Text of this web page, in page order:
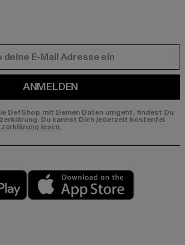
ANMELDEN
DefShop mit Deinen Daten umgeht, findest Du
Du kannst Dich jederzeit kostenfei
lesen.
Play market